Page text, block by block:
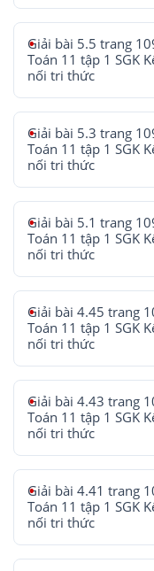
Giải bài 5.5 trang
Toán 11 tập 1 SGK
nối tri thức
Giải bài 5.3 trang
Toán 11 tập 1 SGK
nối tri thức
Giải bài 5.1 trang
Toán 11 tập 1 SGK
nối tri thức
Giải bài 4.45 trang
Toán 11 tập 1 SGK
nối tri thức
Giải bài 4.43 trang
Toán 11 tập 1 SGK
nối tri thức
Giải bài 4.41 trang
Toán 11 tập 1 SGK
nối tri thức